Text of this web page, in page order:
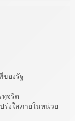
ของรัฐ
ทุจริต
ร่งใสภายในหน่วย